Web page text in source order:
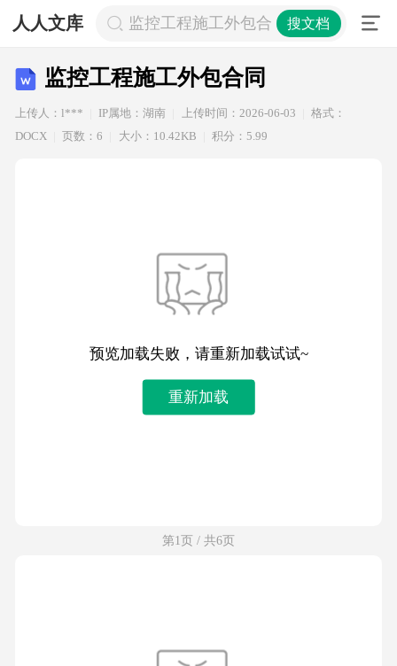
人人文库 监控工程施工外包合同搜文档
监控工程施工外包合同
上传人：l*** IP属地：湖南 上传时间：2026-06-03
格式：
DOCX
页数：6 大小：10.42KB 积分：5.99
预览加载失败，请重新加载试试~
重新加载
第1页 / 共6页